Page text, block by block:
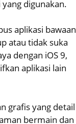
digunakan.
aplikasi bawaan
atau tidak suka
dengan iOS 9,
aplikasi lain
grafis yang detail
bermain dan